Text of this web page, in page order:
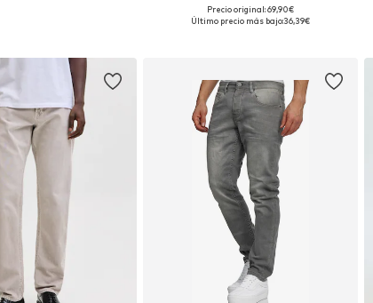
Disponible en muchas tallas
Precio original: 69,90€
Último precio más bajo:36,39€